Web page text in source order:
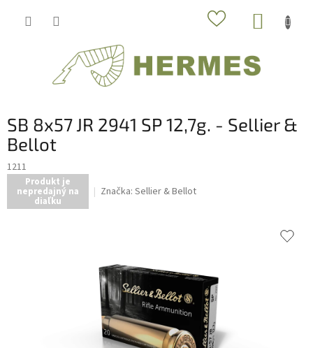
SB 8x57 JR 2941 SP 12,7g. - Sellier &
Bellot
1211
Produkt je
nepredajný na
diaľku
Značka: Sellier & Bellot